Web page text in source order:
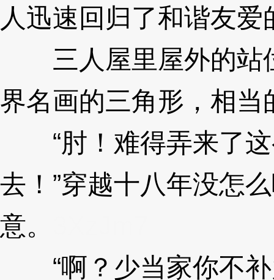
人迅速回归了和谐友爱
三人屋里屋外的站
界名画的三角形，相当
“肘！难得弄来了这
去！”穿越十八年没怎
意。
“啊？少当家你不补